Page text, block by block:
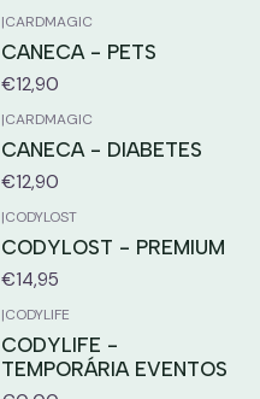
|CARDMAGIC
CANECA - PETS
€12,90
|CARDMAGIC
CANECA - DIABETES
€12,90
|CODYLOST
CODYLOST - PREMIUM
€14,95
|CODYLIFE
CODYLIFE -
TEMPORÁRIA EVENTOS